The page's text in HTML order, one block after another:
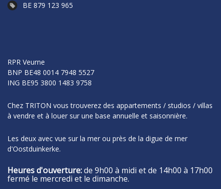
BE 879 123 965
RPR Veurne
BNP BE48 0014 7948 5527
ING BE95 3800 1483 9758
Chez TRITON vous trouverez des appartements / studios / villas
à vendre et à louer sur une base annuelle et saisonnière.
Les deux avec vue sur la mer ou près de la digue de mer
d'Oostduinkerke.
Heures d'ouverture:de 9h00 à midi et de 14h00 à 17h00
fermé le mercredi et le dimanche.